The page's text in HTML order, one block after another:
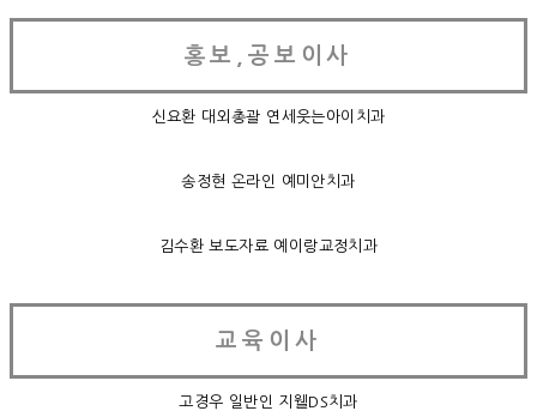
홍보,공보이사
신요환 대외총괄 연세웃는아이치과
송정현 온라인 예미안치과
김수환 보도자료 예이랑교정치과
교육이사
고경우 일반인 지웰DS치과